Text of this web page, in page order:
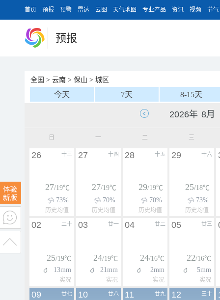
首页 预报 预警 雷达 云图 天气地图 专业产品 资讯 视频 节气
预报
全国 > 云南 > 保山 > 城区
今天 7天 8-15天
日 一 二 三
十三
26
27/19℃
73%
历史均值
十四
27
27/19℃
70%
历史均值
十五
28
29/19℃
70%
历史均值
十六
29
25/18℃
73%
历史均值
二十
02
25/19℃
13mm
实况
廿一
03
24/19℃
21mm
实况
廿二
04
24/16℃
2mm
实况
廿三
05
22/16℃
5mm
实况
廿七
09 廿八
10 廿九
11 三十
12